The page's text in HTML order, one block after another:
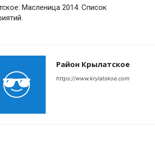
Масленица 2014. Список
Район Крылатское
https://www.krylatskoe.com